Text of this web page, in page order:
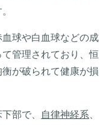
球や白血球などの成
管理されており、恒
が破られて健康が損
部で、 自律神経系